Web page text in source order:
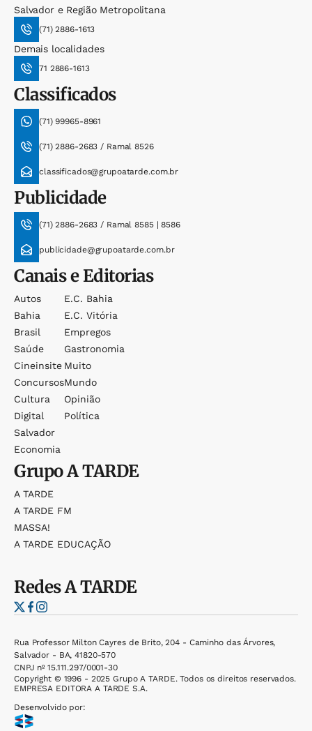
Salvador e Região Metropolitana
(71) 2886-1613
Demais localidades
71 2886-1613
Classificados
(71) 99965-8961
(71) 2886-2683 / Ramal 8526
classificados@grupoatarde.com.br
Publicidade
(71) 2886-2683 / Ramal 8585 | 8586
publicidade@grupoatarde.com.br
Canais e Editorias
Autos
Bahia
Brasil
Saúde
Cineinsite
Concursos
Cultura
Digital
Salvador
Economia
E.c. Bahia
E.c. Vitória
Empregos
Gastronomia
Muito
Mundo
Opinião
Política
GrupoA TARDE
A TARDE
A TARDE FM
MASSA!
A TARDE EDUCAÇÃO
RedesA TARDE
Rua Professor Milton Cayres de Brito, 204 - Caminho das Árvores,
Salvador - BA, 41820-570
CNPJ nº 15.111.297/0001-30
Copyright © 1996 - 2025 Grupo A TARDE. Todos os direitos reservados.
EMPRESA EDITORA A TARDE S.A.
Desenvolvido por: